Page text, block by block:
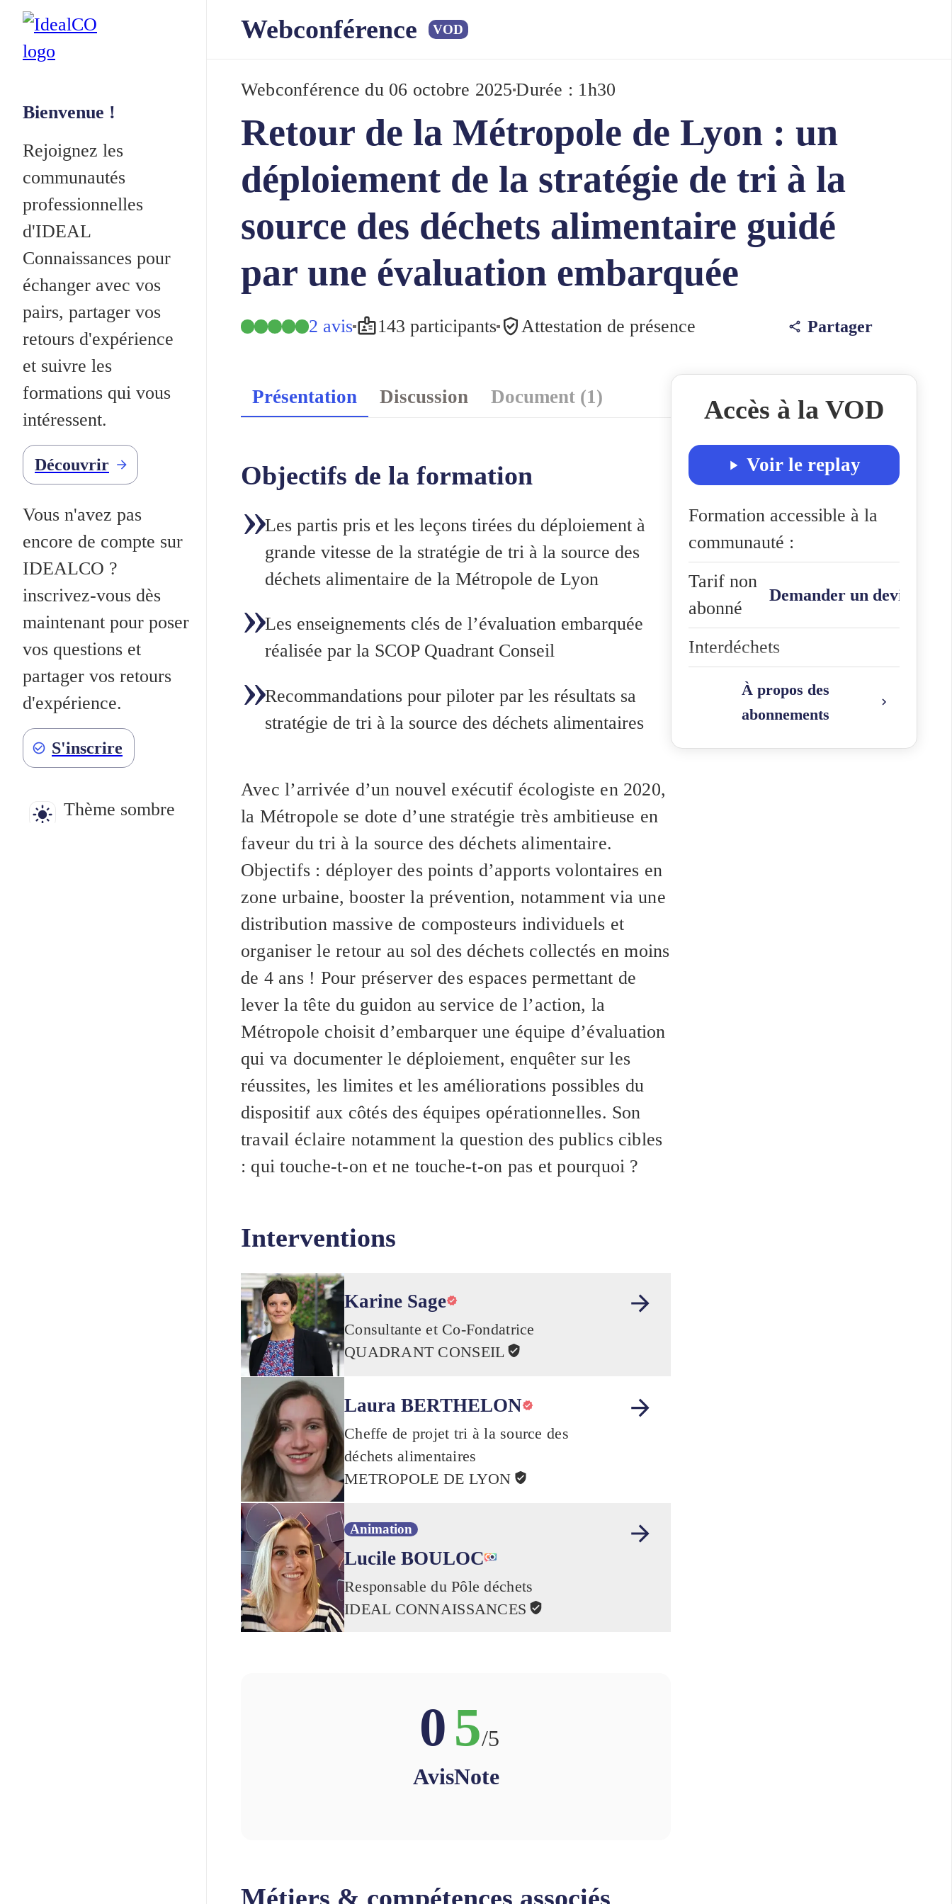
Bienvenue !
Rejoignez les
communautés
professionnelles
d'IDEAL
Connaissances pour
échanger avec vos
pairs, partager vos
retours d'expérience
et suivre les
formations qui vous
intéressent.
Découvrir
Vous n'avez pas
encore de compte sur
IDEALCO ?
inscrivez-vous dès
maintenant pour poser
vos questions et
partager vos retours
d'expérience.
S'inscrire
Thème sombre
Webconférence VOD
Webconférence du 06 octobre 2025 Durée : 1h30
Retour de la Métropole de Lyon : un
déploiement de la stratégie de tri à la
source des déchets alimentaire guidé
par une évaluation embarquée
2 avis 143 participants Attestation de présence Partager
Présentation Discussion Document (1)
Objectifs de la formation
Les partis pris et les leçons tirées du déploiement à
grande vitesse de la stratégie de tri à la source des
déchets alimentaire de la Métropole de Lyon
Les enseignements clés de l’évaluation embarquée
réalisée par la SCOP Quadrant Conseil
Recommandations pour piloter par les résultats sa
stratégie de tri à la source des déchets alimentaires
Avec l’arrivée d’un nouvel exécutif écologiste en 2020,
la Métropole se dote d’une stratégie très ambitieuse en
faveur du tri à la source des déchets alimentaire.
Objectifs : déployer des points d’apports volontaires en
zone urbaine, booster la prévention, notamment via une
distribution massive de composteurs individuels et
organiser le retour au sol des déchets collectés en moins
de 4 ans ! Pour préserver des espaces permettant de
lever la tête du guidon au service de l’action, la
Métropole choisit d’embarquer une équipe d’évaluation
qui va documenter le déploiement, enquêter sur les
réussites, les limites et les améliorations possibles du
dispositif aux côtés des équipes opérationnelles. Son
travail éclaire notamment la question des publics cibles
: qui touche-t-on et ne touche-t-on pas et pourquoi ?
Interventions
Karine Sage
Consultante et Co-Fondatrice
QUADRANT CONSEIL
Laura BERTHELON
Cheffe de projet tri à la source des
déchets alimentaires
METROPOLE DE LYON
Animation
Lucile BOULOC
Responsable du Pôle déchets
IDEAL CONNAISSANCES
0
Avis
5/5
Note
Métiers & compétences associés
Accès à la VOD
Voir le replay
Formation accessible à la
communauté :
Tarif non
abonné
Demander un devis
Interdéchets
À propos des
abonnements